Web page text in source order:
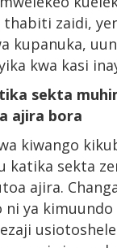
thabiti zaidi,
kupanuka,
kwa kasi
sekta
ajira bora
kiwango
katika sekta
ajira.
ni ya kimuundo